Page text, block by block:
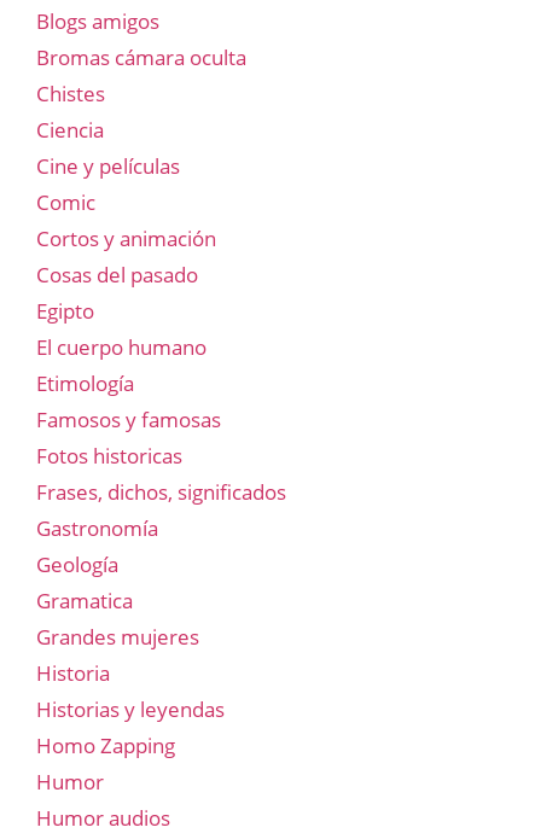
Blogs amigos
Bromas cámara oculta
Chistes
Ciencia
Cine y películas
Comic
Cortos y animación
Cosas del pasado
Egipto
El cuerpo humano
Etimología
Famosos y famosas
Fotos historicas
Frases, dichos, significados
Gastronomía
Geología
Gramatica
Grandes mujeres
Historia
Historias y leyendas
Homo Zapping
Humor
Humor audios